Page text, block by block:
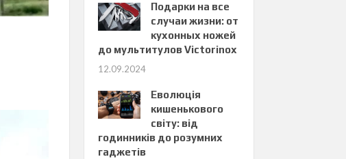
Подарки на все
случаи жизни: от
кухонных ножей
до мультитулов Victorinox
12.09.2024
Еволюція
кишенькового
світу: від
годинників до розумних
гаджетів